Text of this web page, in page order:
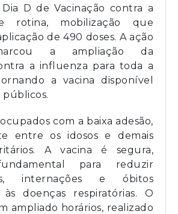
D de Vacinação contra a
rotina, mobilização que
de 490 doses. A ação
a ampliação da
a influenza para toda a
a vacina disponível
públicos.
com a baixa adesão,
entre os idosos e demais
A vacina é segura,
para reduzir
internações e óbitos
às doenças respiratórias. O
ampliado horários, realizado